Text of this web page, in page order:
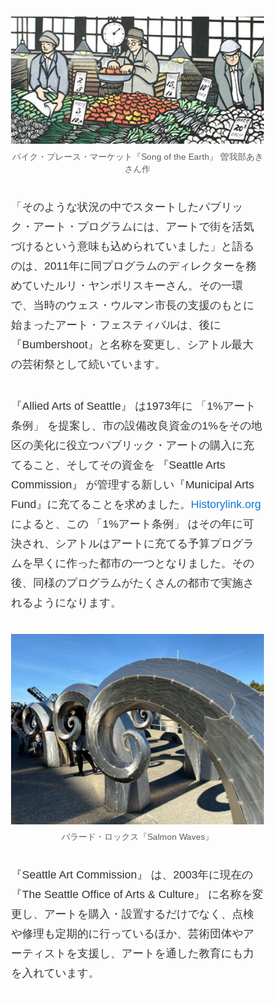
パイク・プレース・マーケット『Song of the Earth』 曽我部あき
さん作
「そのような状況の中でスタートしたパブリッ
ク・アート・プログラムには、アートで街を活気
づけるという意味も込められていました」と語る
のは、2011年に同プログラムのディレクターを務
めていたルリ・ヤンポリスキーさん。その一環
で、当時のウェス・ウルマン市長の支援のもとに
始まったアート・フェスティバルは、後に
『Bumbershoot』と名称を変更し、シアトル最大
の芸術祭として続いています。
『Allied Arts of Seattle』 は1973年に 「1%アート
条例」 を提案し、市の設備改良資金の1%をその地
区の美化に役立つパブリック・アートの購入に充
てること、そしてその資金を 『Seattle Arts
Commission』 が管理する新しい『Municipal Arts
Fund』に充てることを求めました。 Historylink.org
によると、この 「1%アート条例」 はその年に可
決され、シアトルはアートに充てる予算プログラ
ムを早くに作った都市の一つとなりました。その
後、同様のプログラムがたくさんの都市で実施さ
れるようになります。
バラード・ロックス『Salmon Waves』
『Seattle Art Commission』 は、2003年に現在の
『The Seattle Office of Arts & Culture』 に名称を変
更し、アートを購入・設置するだけでなく、点検
や修理も定期的に行っているほか、芸術団体やア
ーティストを支援し、アートを通した教育にも力
を入れています。